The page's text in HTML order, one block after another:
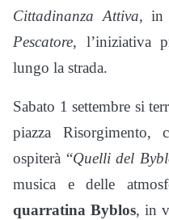
Cittadinanza Attiva, in
Pescatore, l’iniziativa
lungo la strada.
Sabato 1 settembre si
piazza
ospiterà “Quelli del
musica e delle
quarratina Byblos, in